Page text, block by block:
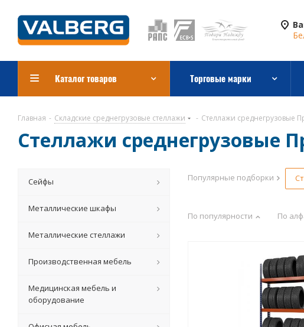
Каталог товаров Торговые марки
Главная - Складские среднегрузовые стеллажи - Стеллажи среднегрузовые
Стеллажи среднегрузовые
Популярные подборки
По популярности По
Сейфы
Металлические шкафы
Металлические стеллажи
Производственная мебель
Медицинская мебель и
оборудование